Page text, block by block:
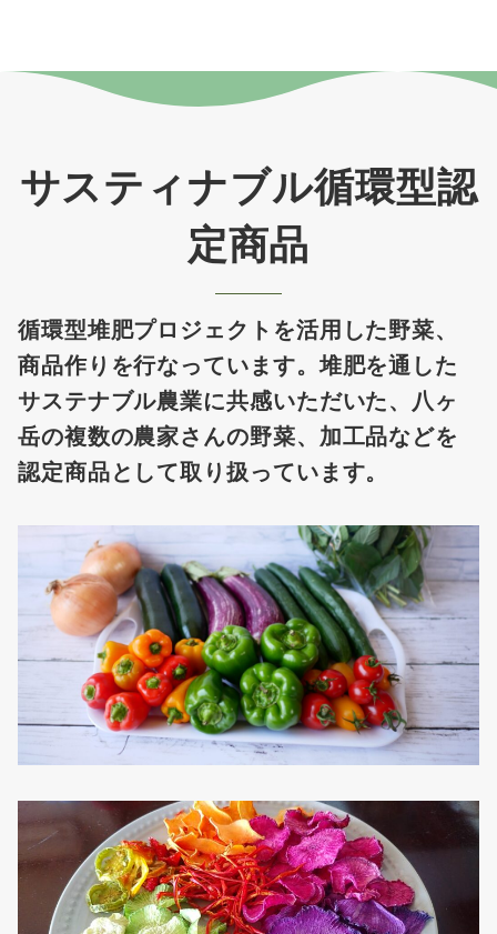
サスティナブル循環型認
定商品
循環型堆肥プロジェクトを活用した野菜、
商品作りを行なっています。堆肥を通した
サステナブル農業に共感いただいた、八ヶ
岳の複数の農家さんの野菜、加工品などを
認定商品として取り扱っています。